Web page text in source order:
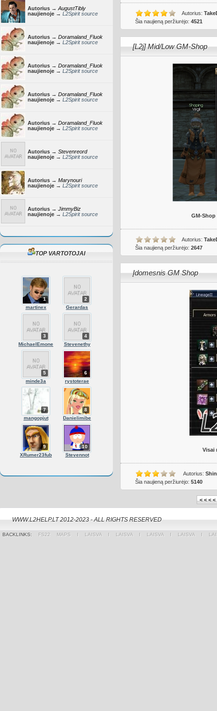
Autorius → AugustTibly
naujienoje → L2Spirit source
Autorius → Doramaland_Fluok
naujienoje → L2Spirit source
Autorius → Doramaland_Fluok
naujienoje → L2Spirit source
Autorius → Doramaland_Fluok
naujienoje → L2Spirit source
Autorius → Doramaland_Fluok
naujienoje → L2Spirit source
Autorius → Stevenreord
naujienoje → L2Spirit source
Autorius → Marynouri
naujienoje → L2Spirit source
Autorius → JimmyBiz
naujienoje → L2Spirit source
TOP VARTOTOJAI
1
martinex
2
Gerardas
3
MichaelEmone
4
Stevenethy
5
minde3a
6
rystoterae
7
mangopjut
8
Danielimibe
9
XRumer23fub
10
Stevennot
Autorius:
Šia naujieną peržiurėjo: 4521
[L2j] Mid/Low GM-Shop
GM-Shop
Autorius:
Šia naujieną peržiurėjo: 2647
Įdomesnis GM Shop
Visai
Autorius:
Šia naujieną peržiurėjo: 5140
< < < <
WWW.L2HELP.LT 2012-2023 - ALL RIGHTS RESERVED
BACKLINKS: FS22 MAPS Ι LAISVA Ι LAISVA Ι LAISVA Ι LAISVA Ι